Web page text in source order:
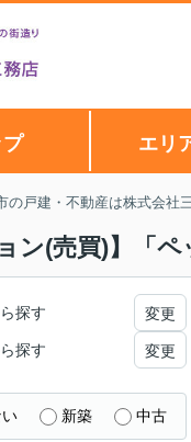
プ エリ
の戸建・不動産は株式会社
ン(売買)】「
探す 変更
探す 変更
新築 中古